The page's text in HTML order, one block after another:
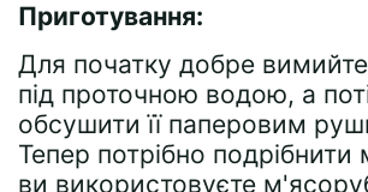
Приготування:
Для початку добре
під проточною водою, а
обсушити її паперовим
Тепер потрібно
ви використовуєте